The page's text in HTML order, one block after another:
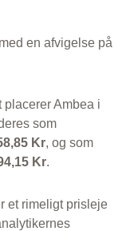
med en afvigelse på
placerer Ambea i
som
Kr, og som
Kr.
et rimeligt prisleje